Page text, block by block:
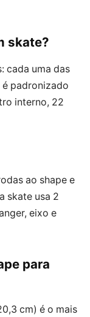
skate?
cada uma das
é padronizado
interno, 22
ao shape e
skate usa 2
eixo e
para
cm) é o mais